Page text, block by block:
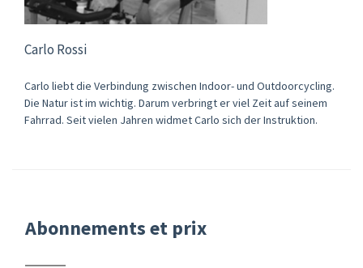
Carlo Rossi
Carlo liebt die Verbindung zwischen Indoor- und Outdoorcycling.
Die Natur ist im wichtig. Darum verbringt er viel Zeit auf seinem
Fahrrad. Seit vielen Jahren widmet Carlo sich der Instruktion.
Abonnements et prix